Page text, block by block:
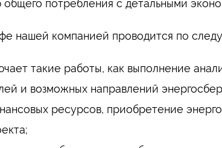
потребления с детальными
нашей компанией проводится по
такие работы, как выполнение
и возможных направлений
ресурсов, приобретение